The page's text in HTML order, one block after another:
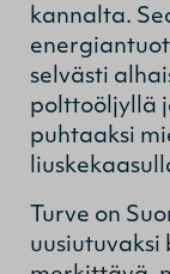
kannalta.
selvästi
polttoöljyllä
puhtaaksi
Turve on
uusiutuvaksi